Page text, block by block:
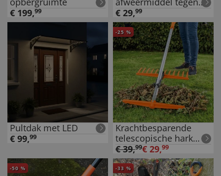
€ 199,99
woelmuizen
€ 29,99
Pultdak met LED
€ 99,99
-25 %
Krachtbesparende
telescopische hark
met grijper
€39,99€ 29,99
-50 % -33 %